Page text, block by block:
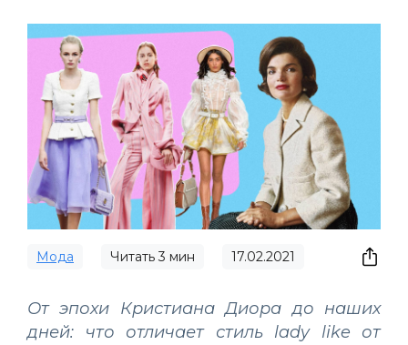
Мода Читать3 мин 17.02.2021
От эпохи Кристиана Диора до наших
дней: что отличает стиль lady like от